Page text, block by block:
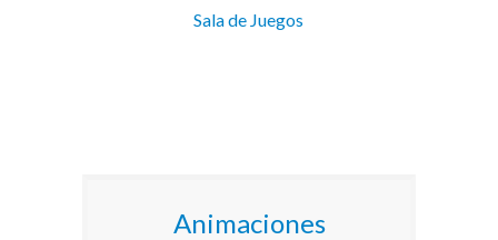
Sala de Juegos
Animaciones